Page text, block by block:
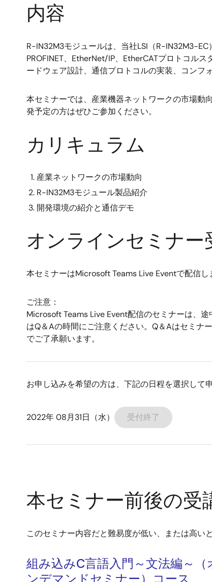
内容
R-IN32M3モジュールは、当社LSI（R-IN32M3-
PROFINET、EtherNet/IP、EtherCATプロトコル
ードウェア設計、通信プロトコルの実装、コンフ
本セミナーでは、産業機器ネットワークの市場動
発予定の方はぜひご参加ください。
カリキュラム
産業ネットワークの市場動向
R-IN32M3モジュール製品紹介
開発環境の紹介と通信デモ
オンラインセミナー
本セミナーはMicrosoft Teams Live Eventで配信し
ご注意：
Microsoft Teams Live Event配信のセミナーは、
はQ＆Aの時間にご注意ください。Q＆Aはセミナ
でご了承願います。
お申し込みを希望の方は、下記の日程を選択して
2022年 08月31日（水） 受付終了
本セミナー前後の受
このセミナー内容だと難易度が低い、または高い
組み込みC言語入門～文法編～（
ンデマンドセミナー）コース